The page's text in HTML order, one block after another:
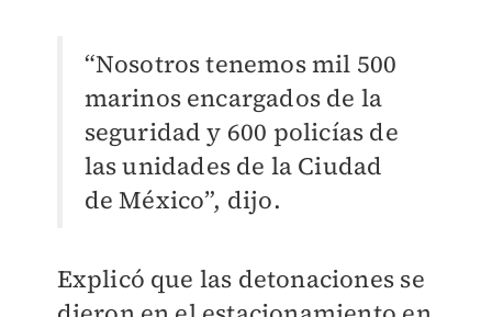
“Nosotros tenemos mil 500
marinos encargados de la
seguridad y 600 policías de
las unidades de la Ciudad
de México”, dijo.
Explicó que las detonaciones se